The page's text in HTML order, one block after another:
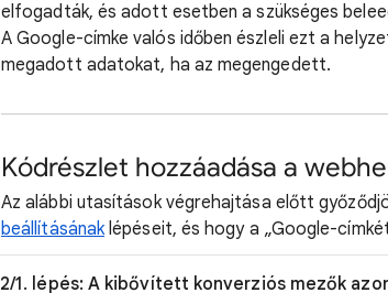
elfogadták, és adott esetben a szükséges
A Google-címke valós időben észleli ezt a
megadott adatokat, ha az megengedett.
Kódrészlet hozzáadása a
Az alábbi utasítások végrehajtása előtt
beállításánaklépéseit, és hogy a „Google-
2/1. lépés: A kibővített konverziós mezők